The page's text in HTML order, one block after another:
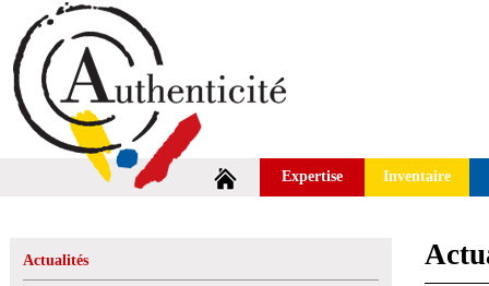
Expertise Inventaire
Actualités